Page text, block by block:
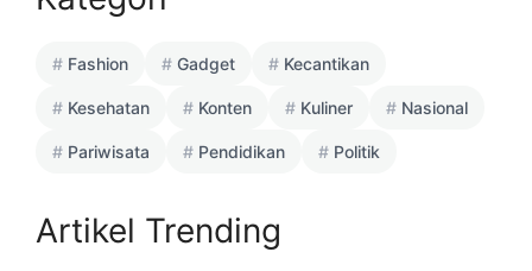
Fashion Gadget Kecantikan
Kesehatan Konten Kuliner Nasional
Pariwisata Pendidikan Politik
Artikel Trending